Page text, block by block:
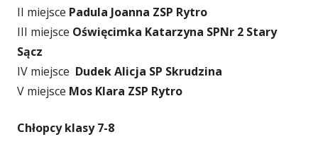
II miejsce Padula Joanna ZSP Rytro
III miejsce Oświęcimka Katarzyna SPNr 2 Stary
Sącz
IV miejsce Dudek Alicja SP Skrudzina
V miejsce Mos Klara ZSP Rytro
Chłopcy klasy 7-8